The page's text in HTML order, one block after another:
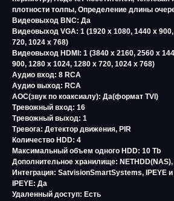
плотности толпы, Определение длины
Видеовыход BNC: Да
Видеовыход VGA: 1 (1920 x 1080, 1440 x
720, 1024 x 768)
Видеовыход HDMI: 1 (3840 x 2160, 2560 x
900, 1280 x 1024, 1280 x 720, 1024 x 768)
Аудио вход: 8 RCA
Аудио выход: RCA
AOC(звук по коаксиалу): Да(формат TVI)
Тревожный вход: 16
Тревожный выход: 1
Тревога: Детектор движения, PIR
Количество HDD: 4
Максимальный объем одного HDD: 10 Tb
Дополнительное хранилище: NETHDD(NAS),
Интеграция: SatvisionSmartSystems, IPEYE
IPEYE: Да
Удаленный доступ: Есть